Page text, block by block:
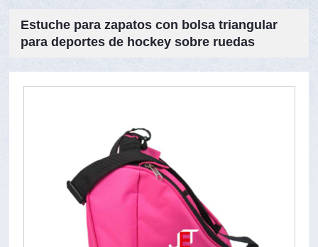
Estuche para zapatos con bolsa triangular
para deportes de hockey sobre ruedas